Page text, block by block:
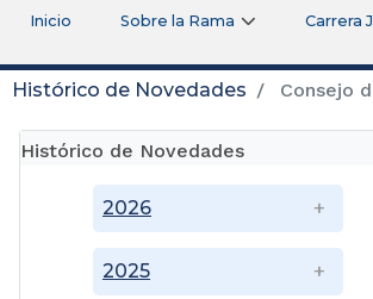
Inicio Sobre la Rama Carrera
Histórico de Novedades Consejo
Histórico de Novedades
2025
2026